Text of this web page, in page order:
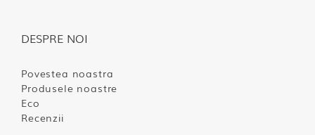
DESPRE NOI
Povestea noastra
Produsele noastre
Eco
Recenzii